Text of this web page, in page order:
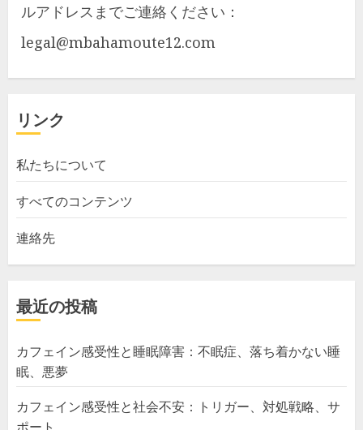
ルアドレスまでご連絡ください：
legal@mbahamoute12.com
リンク
私たちについて
すべてのコンテンツ
連絡先
最近の投稿
カフェイン感受性と睡眠障害：不眠症、落ち着かない睡
眠、悪夢
カフェイン感受性と社会不安：トリガー、対処戦略、サ